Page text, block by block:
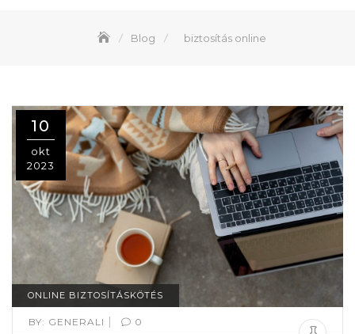
Blog biztosítás online
10
okt
2023
ONLINE BIZTOSÍTÁSKÖTÉS
BY: GENERALI | 0